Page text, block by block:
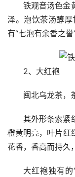
铁观音汤色金
泽。泡饮茶汤醇厚
有“七泡有余香之誉”
2、大红袍
闽北乌龙茶，
其外形条索紧
橙黄明亮，叶片红
花香，香高而持久
大红袍独有